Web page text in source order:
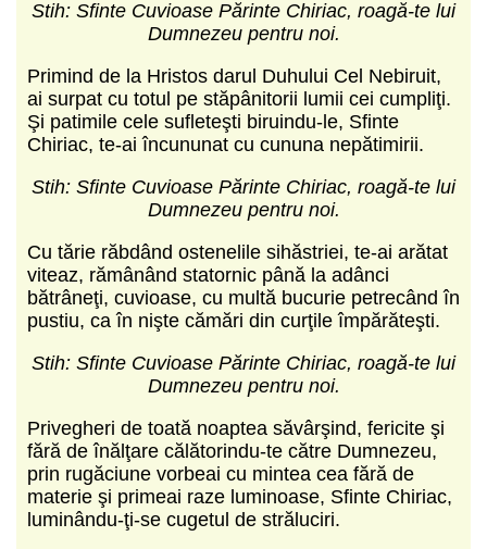
Stih: Sfinte Cuvioase Părinte Chiriac, roagă-te lui
Dumnezeu pentru noi.
Primind de la Hristos darul Duhului Cel Nebiruit,
ai surpat cu totul pe stăpânitorii lumii cei cumpliţi.
Şi patimile cele sufleteşti biruindu-le, Sfinte
Chiriac, te-ai încununat cu cununa nepătimirii.
Stih: Sfinte Cuvioase Părinte Chiriac, roagă-te lui
Dumnezeu pentru noi.
Cu tărie răbdând ostenelile sihăstriei, te-ai arătat
viteaz, rămânând statornic până la adânci
bătrâneţi, cuvioase, cu multă bucurie petrecând în
pustiu, ca în nişte cămări din curţile împărăteşti.
Stih: Sfinte Cuvioase Părinte Chiriac, roagă-te lui
Dumnezeu pentru noi.
Privegheri de toată noaptea săvârşind, fericite şi
fără de înălţare călătorindu-te către Dumnezeu,
prin rugăciune vorbeai cu mintea cea fără de
materie şi primeai raze luminoase, Sfinte Chiriac,
luminându-ţi-se cugetul de străluciri.